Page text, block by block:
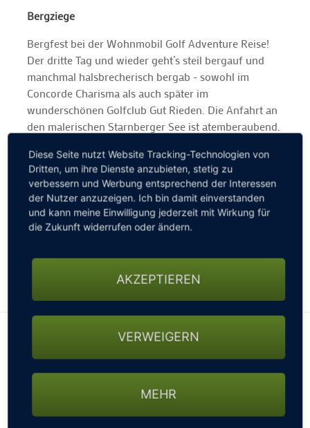
Bergziege
Bergfest bei der Wohnmobil Golf Adventure Reise!
Der dritte Tag und wieder geht’s steil bergauf und
manchmal halsbrecherisch bergab - sowohl im
Concorde Charisma als auch später im
wunderschönen Golfclub Gut Rieden. Die Anfahrt an
den malerischen Starnberger See ist atemberaubend.
mit einem grandiosen Alpenpanorama verwöhnt. Ein
kleiner Tipp nach drei Tagen Wohnmobil Golf
Adventure gefällig? Bitte immer vor der Anreise bei
den jeweiligen Golfclubs anrufen und nach
gesperrten Straßen, nicht passierbaren Wegen oder
könnte es mit der gebuchten Startzeit schon mal
Diese Seite nutzt Website Tracking-Technologien von
Dritten, um ihre Dienste anzubieten, stetig zu
verbessern und Werbung entsprechend der Interessen
der Nutzer anzuzeigen. Ich bin damit einverstanden
und kann meine Einwilligung jederzeit mit Wirkung für
die Zukunft widerrufen oder ändern.
AKZEPTIEREN
VERWEIGERN
MEHR